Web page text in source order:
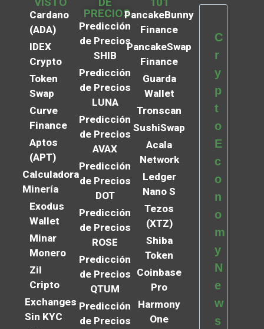
Cardano
(ADA)
IDEX
Crypto
Token
Swap
Curve
Finance
Aptos
(APT)
Calculadora
Minería
Exodus
Wallet
Minar
Monero
Zil
Cripto
Exchanges
Sin KYC
PRECIOS
Predicción
de Precios
SHIB
Predicción
de Precios
LUNA
Predicción
de Precios
AVAX
Predicción
de Precios
DOT
Predicción
de Precios
ROSE
Predicción
de Precios
QTUM
Predicción
de Precios
PancakeBunny
Finance
PancakeSwap
Finance
Guarda
Wallet
Tronscan
SushiSwap
Acala
Network
Ledger
Nano S
Tezos
(XTZ)
Shiba
Token
Coinbase
Pro
Harmony
One
C
r
y
p
t
o
E
c
o
n
o
m
y
N
e
w
s